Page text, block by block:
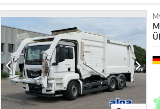
передачи:автоматический, класс выбросов:
315/80R22,5 156/L, размер задней шины:315/
кондиционер, круиз-контроль, навигационная